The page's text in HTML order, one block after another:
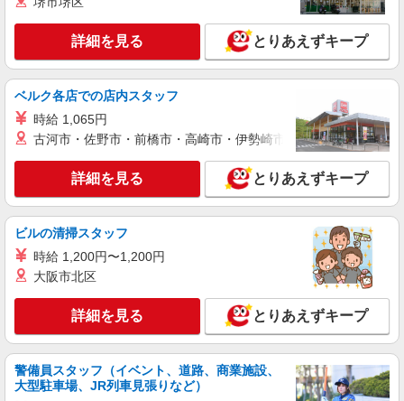
※日祝時給50円UP
福岡県福岡市博多区博多駅中央街1番1号 JR
キープ 詳細を見る
パーソルエクセルHRパートナーズ株式会社
営業サポート
時給1,350円〜1,400円（経験・能力による）
※当社規定あり
福岡県福岡市博多区／最寄駅：博多駅、祇園
キープ 詳細を見る
派遣社員
パーソルエクセルHRパートナーズ株式会社
法人向け社宅サービスのサポート
詳細を見る とりあえずキープ
ベルク各店での店内スタッフ
時給 1,065円
古河市・佐野市・前橋市・高崎市・伊勢崎市・太田市・館林市
詳細を見る とりあえずキープ
ビルの清掃スタッフ
時給 1,200円〜1,200円
大阪市北区
詳細を見る とりあえずキープ
警備員スタッフ（イベント、道路、商業施設、
大型駐車場、JR列車見張りなど）